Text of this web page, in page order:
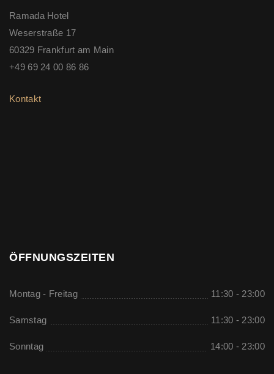
Ramada Hotel
Weserstraße 17
60329 Frankfurt am Main
+49 69 24 00 86 86
Kontakt
ÖFFNUNGSZEITEN
Montag - Freitag 11:30 - 23:00
Samstag 11:30 - 23:00
Sonntag 14:00 - 23:00